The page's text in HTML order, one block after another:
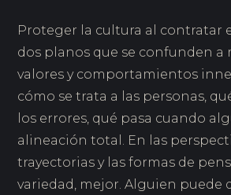
Proteger la cultura al contratar
dos planos que se confunden a
valores y comportamientos
cómo se trata a las personas,
los errores, qué pasa cuando
alineación total. En las
trayectorias y las formas de
variedad, mejor. Alguien puede